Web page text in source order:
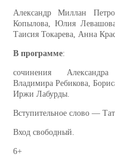
Александр Миллан
Копылова, Юлия
Таисия Токарева, Анна
В программе:
сочинения
Владимира Ребикова,
Иржи Лабурды.
Вступительное слово —
Вход свободный.
6+